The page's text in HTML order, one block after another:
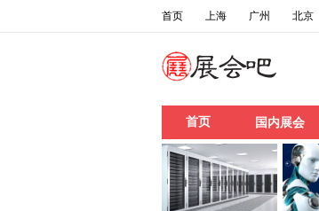
首页 上海 广州 北京
首页 国内展会